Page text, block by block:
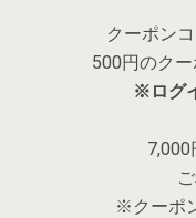
クーポン
500円のク
※ログ
※クーポ